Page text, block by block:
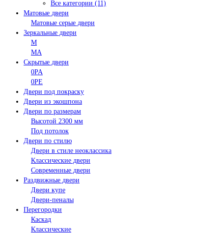
Все категории (11)
Матовые двери
Матовые серые двери
Зеркальные двери
M
MA
Скрытые двери
0PA
0PE
Двери под покраску
Двери из экошпона
Двери по размерам
Высотой 2300 мм
Под потолок
Двери по стилю
Двери в стиле неоклассика
Классические двери
Современные двери
Раздвижные двери
Двери купе
Двери-пеналы
Перегородки
Каскад
Классические